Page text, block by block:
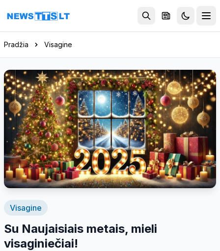
Eiti į turinį
Pradžia Visagine
Visagine
Su Naujaisiais metais, mieli
visaginiečiai!